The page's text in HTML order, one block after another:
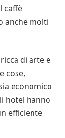
caffè
anche molti
di arte e
cose,
economico
hotel hanno
efficiente